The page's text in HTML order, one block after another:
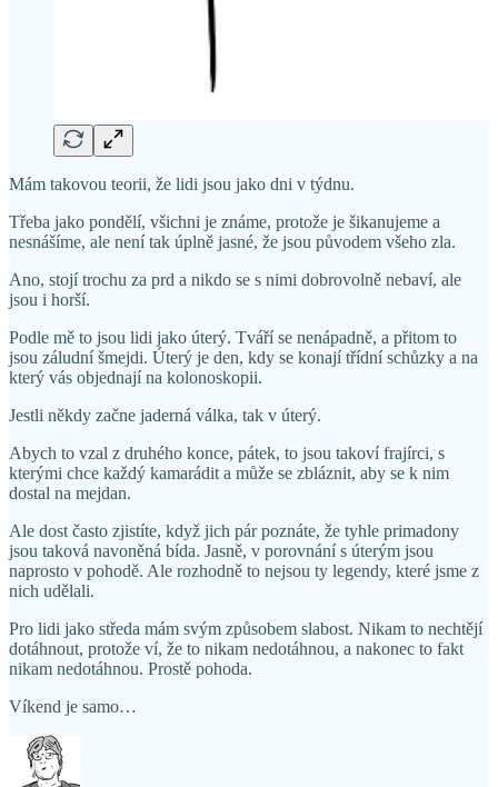
Mám takovou teorii, že lidi jsou jako dni v týdnu.
Třeba jako pondělí, všichni je známe, protože je šikanujeme a
nesnášíme, ale není tak úplně jasné, že jsou původem všeho zla.
Ano, stojí trochu za prd a nikdo se s nimi dobrovolně nebaví, ale
jsou i horší.
Podle mě to jsou lidi jako úterý. Tváří se nenápadně, a přitom to
jsou záludní šmejdi. Úterý je den, kdy se konají třídní schůzky a na
který vás objednají na kolonoskopii.
Jestli někdy začne jaderná válka, tak v úterý.
Abych to vzal z druhého konce, pátek, to jsou takoví frajírci, s
kterými chce každý kamarádit a může se zbláznit, aby se k nim
dostal na mejdan.
Ale dost často zjistíte, když jich pár poznáte, že tyhle primadony
jsou taková navoněná bída. Jasně, v porovnání s úterým jsou
naprosto v pohodě. Ale rozhodně to nejsou ty legendy, které jsme z
nich udělali.
Pro lidi jako středa mám svým způsobem slabost. Nikam to nechtějí
dotáhnout, protože ví, že to nikam nedotáhnou, a nakonec to fakt
nikam nedotáhnou. Prostě pohoda.
Víkend je samo…